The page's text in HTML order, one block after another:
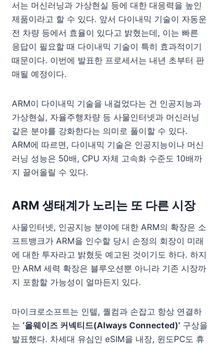
서는 머신러닝과 가상현실 등에 대한 대응력을 높인
제품이라고 할 수 있다. 앞서 다이내믹 기술이 자동운
전 차량 등에서 효율이 있다고 밝혔는데, 이는 빠른
응답이 필요할 때 다이내믹 기술이 특히 효과적이기
때문이다. 이번에 발표한 프로세서는 내년 초부터 판
매될 예정이다.
ARM이 다이내믹 기술을 내걸었다는 건 인공지능과
가상현실, 자율주행차량 등 사물인터넷과 머신러닝
같은 분야를 강화한다는 의미로 풀이할 수 있다.
ARM에 따르면, 다이내믹 기술은 인공지능이나 머신
러닝 성능은 50배, CPU 자체 고속화 수준도 10배까
지 끌어올릴 수 있다.
ARM 생태계가 노리는 또 다른 시장
사물인터넷, 인공지능 분야에 대한 ARM의 확장은 소
프트뱅크가 ARM을 인수할 당시 손정의 회장이 미래
에 대한 투자라고 밝혔듯 예고된 것이기도 하다. 하지
만 ARM 세력 확장은 블루오션뿐 아니라 기존 시장까
지 포함할 가능성이 얼마든지 있다.
마이크로소프트는 인텔, 퀄컴과 손잡고 항상 연결하
는 ‘올웨이즈 커넥티드(Always Connected)’ 구상을
발표했다. 차세대 유심인 eSIM을 내장, 윈도PC도 휴